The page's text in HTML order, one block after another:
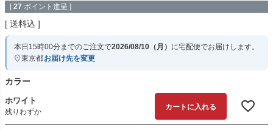
[ 27 ポイント進呈 ]
送料込
本日 15時00分までのご注文で2026/08/10（月） に宅配便でお届けします。
東京都お届け先を変更
カラー
ホワイト
残りわずか
カートに入れる